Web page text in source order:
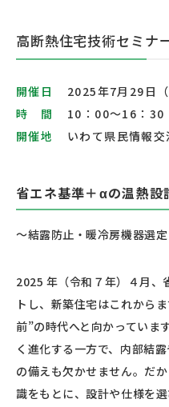
高断熱住宅技術セミナ
開催日
2025年7月29日（
時 間
10：00〜16：30
開催地
いわて県民情報
省エネ基準＋αの温熱設
〜結露防止・暖冷房機器選
2025 年（令和７年）４月、
トし、新築住宅はこれから
前”の時代へと向かっていま
く進化する一方で、内部結
の備えも欠かせません。だ
識をもとに、設計や仕様を選